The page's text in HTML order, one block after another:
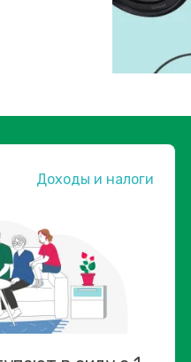
Доходы и налоги